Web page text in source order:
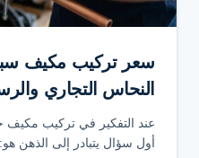
سعر تركيب مكيف
النحاس التجاري
عند التفكير في تركيب مكيف
أول سؤال يتبادر إلى الذهن